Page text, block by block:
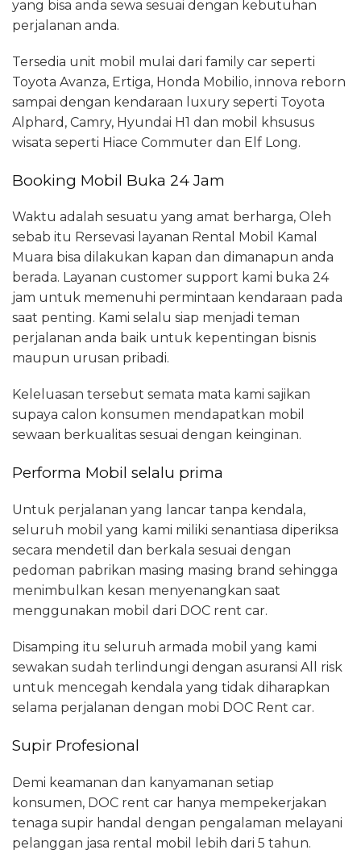
yang bisa anda sewa sesuai dengan kebutuhan
perjalanan anda.
Tersedia unit mobil mulai dari family car seperti
Toyota Avanza, Ertiga, Honda Mobilio, innova reborn
sampai dengan kendaraan luxury seperti Toyota
Alphard, Camry, Hyundai H1 dan mobil khsusus
wisata seperti Hiace Commuter dan Elf Long.
Booking Mobil Buka 24 Jam
Waktu adalah sesuatu yang amat berharga, Oleh
sebab itu Rersevasi layanan Rental Mobil Kamal
Muara bisa dilakukan kapan dan dimanapun anda
berada. Layanan customer support kami buka 24
jam untuk memenuhi permintaan kendaraan pada
saat penting. Kami selalu siap menjadi teman
perjalanan anda baik untuk kepentingan bisnis
maupun urusan pribadi.
Keleluasan tersebut semata mata kami sajikan
supaya calon konsumen mendapatkan mobil
sewaan berkualitas sesuai dengan keinginan.
Performa Mobil selalu prima
Untuk perjalanan yang lancar tanpa kendala,
seluruh mobil yang kami miliki senantiasa diperiksa
secara mendetil dan berkala sesuai dengan
pedoman pabrikan masing masing brand sehingga
menimbulkan kesan menyenangkan saat
menggunakan mobil dari DOC rent car.
Disamping itu seluruh armada mobil yang kami
sewakan sudah terlindungi dengan asuransi All risk
untuk mencegah kendala yang tidak diharapkan
selama perjalanan dengan mobi DOC Rent car.
Supir Profesional
Demi keamanan dan kanyamanan setiap
konsumen, DOC rent car hanya mempekerjakan
tenaga supir handal dengan pengalaman melayani
pelanggan jasa rental mobil lebih dari 5 tahun.